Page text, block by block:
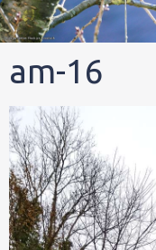
am-16